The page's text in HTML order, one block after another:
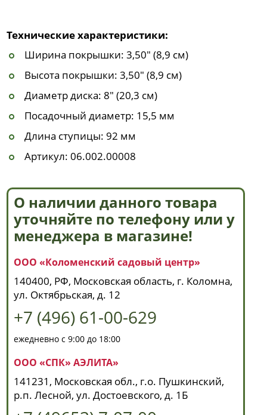
Технические характеристики:
Ширина покрышки: 3,50" (8,9 см)
Высота покрышки: 3,50" (8,9 см)
Диаметр диска: 8" (20,3 см)
Посадочный диаметр: 15,5 мм
Длина ступицы: 92 мм
Артикул: 06.002.00008
О наличии данного товара
уточняйте по телефону или у
менеджера в магазине!
ООО «Коломенский садовый центр»
140400, РФ, Московская область, г. Коломна,
ул. Октябрьская, д. 12
+7 (496) 61-00-629
ежедневно с 9:00 до 18:00
ООО «СПК» АЭЛИТА»
141231, Московская обл., г.о. Пушкинский,
р.п. Лесной, ул. Достоевского, д. 1Б